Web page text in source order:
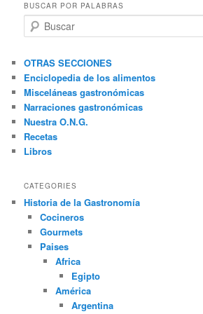
BUSCAR POR PALABRAS
u
c
a
r
OTRAS SECCIONES
Enciclopedia de los alimentos
Misceláneas gastronómicas
Narraciones gastronómicas
Nuestra O.N.G.
Recetas
Libros
CATEGORIES
Historia de la Gastronomía
Cocineros
Gourmets
Paises
Africa
Egipto
América
Argentina